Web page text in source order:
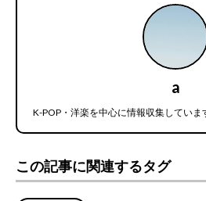
a
K-POP・洋楽を中心に情報収集していま
この記事に関連するタグ